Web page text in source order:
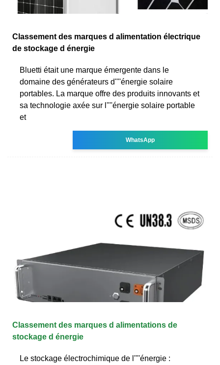
Classement des marques d alimentation électrique
de stockage d énergie
Bluetti était une marque émergente dans le
domaine des générateurs d''''énergie solaire
portables. La marque offre des produits innovants et
sa technologie axée sur l''''énergie solaire portable
et
WhatsApp
Classement des marques d alimentations de
stockage d énergie
Le stockage électrochimique de l''''énergie :